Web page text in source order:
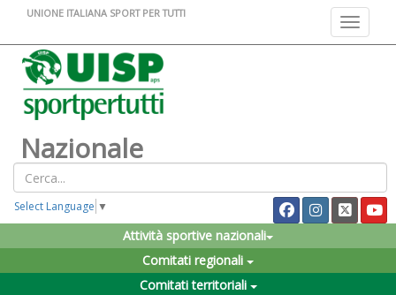
Toggle
UNIONE ITALIANA SPORT PER TUTTI
Nazionale
Select Language ▼
Attività sportive nazionali
Comitati regionali
Comitati territoriali